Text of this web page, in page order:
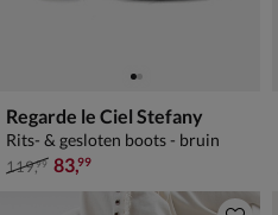
Regarde le Ciel Stefany
Rits- & gesloten boots - bruin
van € 119,99 voor € 83,99
119,99 83,99